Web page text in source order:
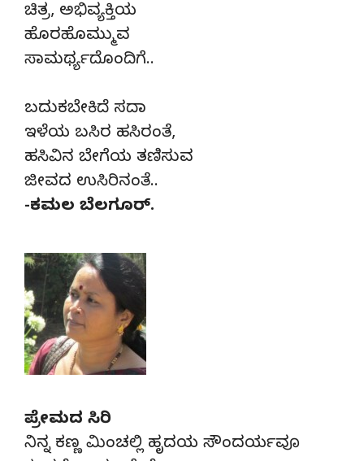
ಚಿತ್ರ, ಅಭಿವ್ಯಕ್ತಿಯ
ಹೊರಹೊಮ್ಮುವ
ಸಾಮರ್ಥ್ಯದೊಂದಿಗೆ..
ಬದುಕಬೇಕಿದೆ ಸದಾ
ಇಳೆಯ ಬಸಿರ ಹಸಿರಂತೆ,
ಹಸಿವಿನ ಬೇಗೆಯ ತಣಿಸುವ
ಜೀವದ ಉಸಿರಿನಂತೆ..
-ಕಮಲ ಬೆಲಗೂರ್.
ಪ್ರೇಮದ ಸಿರಿ
ನಿನ್ನ ಕಣ್ಣ ಮಿಂಚಲ್ಲಿ ಹೃದಯ ಸೌಂದರ್ಯವೂ